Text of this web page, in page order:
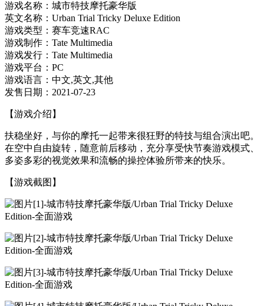
游戏名称：城市特技摩托豪华版
英文名称：Urban Trial Tricky Deluxe Edition
游戏类型：赛车竞速RAC
游戏制作：Tate Multimedia
游戏发行：Tate Multimedia
游戏平台：PC
游戏语言：中文,英文,其他
发售日期：2021-07-23
【游戏介绍】
扶稳坐好，与你的摩托一起带来很狂野的特技与组合演出吧。
在空中自由旋转，随意前后移动，充分享受快节奏游戏模式、
多姿多彩的视觉效果和流畅的操控体验所带来的快乐。
【游戏截图】